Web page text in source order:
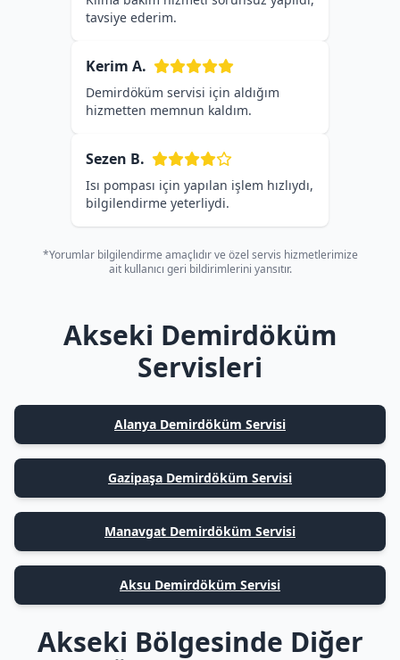
tavsiye ederim.
Kerim A.
Demirdöküm servisi için aldığım
hizmetten memnun kaldım.
Sezen B.
Isı pompası için yapılan işlem hızlıydı,
bilgilendirme yeterliydi.
*Yorumlar bilgilendirme amaçlıdır ve özel servis hizmetlerimize
ait kullanıcı geri bildirimlerini yansıtır.
Akseki Demirdöküm
Servisleri
Alanya Demirdöküm Servisi
Gazipaşa Demirdöküm Servisi
Manavgat Demirdöküm Servisi
Aksu Demirdöküm Servisi
Akseki Bölgesinde Diğer